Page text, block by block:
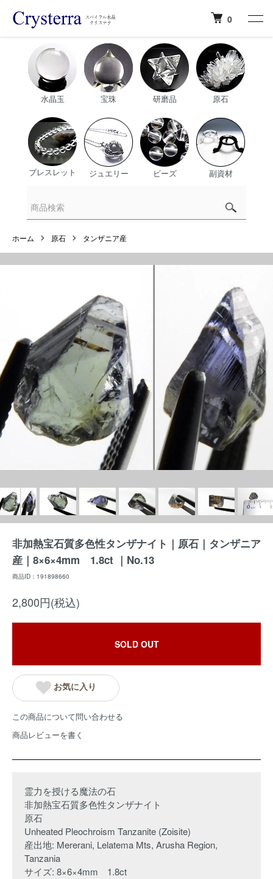
0
水晶玉 宝珠 研磨品 原石
ブレスレット ジュエリー ビーズ 副資材
ホーム 原石 タンザニア産
非加熱宝石質多色性タンザナイト｜原石｜タンザニア
産｜8×6×4mm 1.8ct ｜No.13
商品ID：191898660
2,800円(税込)
SOLD OUT
お気に入り
この商品について問い合わせる
商品レビューを書く
霊力を授ける魔法の石
非加熱宝石質多色性タンザナイト
原石
Unheated Pleochroism Tanzanite (Zoisite)
産出地: Mererani, Lelatema Mts, Arusha Region,
Tanzania
サイズ: 8×6×4mm 1.8ct